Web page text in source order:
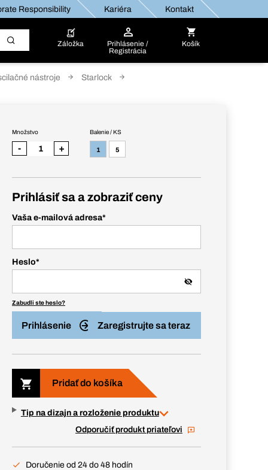
Responsibility Kariéra Kontakt
Záložka
Prihlásenie /
Registrácia
Košík
nástroje
Starlock
Balenie / KS
1 5
Množstvo
- +
Prihlásiť sa a zobraziť ceny
Vaša e-mailová adresa*
Heslo*
Zabudli ste heslo?
Prihlásenie Zaregistrujte sa teraz
Pridať do košíka
Tip na dizajn a rozloženie produktu
Odporučiť produkt priateľovi
Doručenie od 24 do 48 hodín